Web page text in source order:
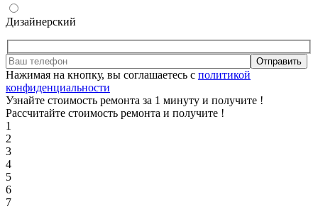
Дизайнерский
Отправить
Нажимая на кнопку, вы соглашаетесь с политикой
конфиденциальности
Узнайте стоимость ремонта за 1 минуту и получите !
Рассчитайте стоимость ремонта и получите !
1
2
3
4
5
6
7